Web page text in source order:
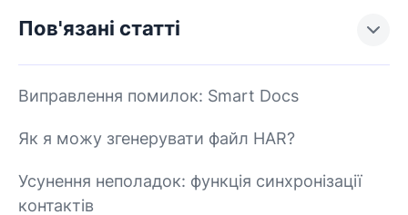
Пов'язані статті
Виправлення помилок: Smart Docs
Як я можу згенерувати файл HAR?
Усунення неполадок: функція синхронізації
контактів